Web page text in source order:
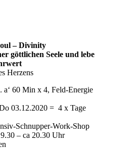
– Divinity
göttlichen Seele und lebe
Herzens
a‘ 60 Min x 4, Feld-Energie
03.12.2020 = 4 x Tage
Schnupper-Work-Shop
– ca 20.30 Uhr